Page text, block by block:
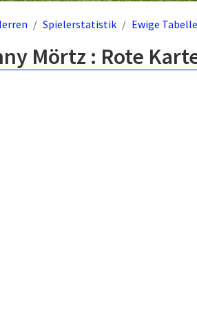
Spielerstatistik Ewige Tabelle
Mörtz : Rote